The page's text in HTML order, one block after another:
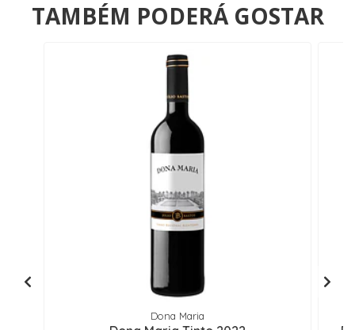
TAMBÉM PODERÁ GOSTAR
Dona Maria